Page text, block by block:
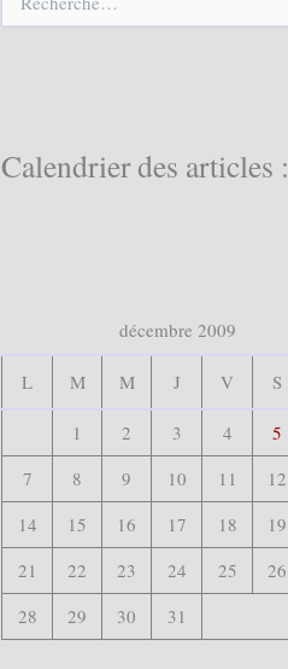
h
e
Calendrier des articles :
décembre 2009
L M M J V S
1 2 3 4 5
7
8 9 10 11 12
14
15 16 17 18 19
21
22 23 24 25 26
28
29 30 31